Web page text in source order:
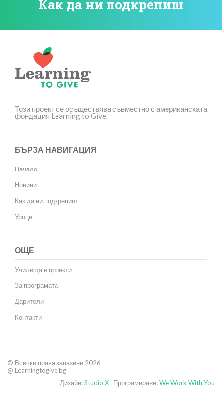
Как да ни подкрепиш
Този проект се осъществява съвместно с американската
фондация Learning to Give.
БЪРЗА НАВИГАЦИЯ
Начало
Новини
Как да ни подкрепиш
Уроци
ОЩЕ
Училища и проекти
За програмата
Дарители
Контакти
© Всички права запазени 2026
@ Learningtogive.bg
Програмиране:We Work With You
Дизайн:Studio X